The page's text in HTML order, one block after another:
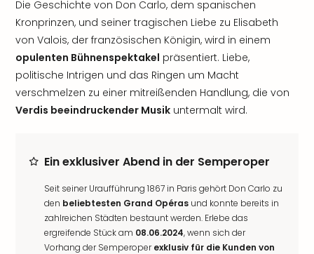
Die Geschichte von Don Carlo, dem spanischen
Kronprinzen, und seiner tragischen Liebe zu Elisabeth
von Valois, der französischen Königin, wird in einem
opulenten Bühnenspektakel präsentiert. Liebe,
politische Intrigen und das Ringen um Macht
verschmelzen zu einer mitreißenden Handlung, die von
Verdis beeindruckender Musik untermalt wird.
Ein exklusiver Abend in der Semperoper
Seit seiner Uraufführung 1867 in Paris gehört Don Carlo zu
den beliebtesten Grand Opéras und konnte bereits in
zahlreichen Städten bestaunt werden. Erlebe das
ergreifende Stück am 08.06.2024, wenn sich der
Vorhang der Semperoperexklusiv für die Kunden von